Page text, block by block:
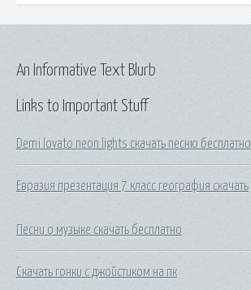
Links to Important Stuff
Demi lovato neon lights скачать песню бесплатно
Евразия презентация 7 класс география скачать
Песни о музыке скачать бесплатно
Скачать гонки с джойстиком на пк
An Informative Text Blurb